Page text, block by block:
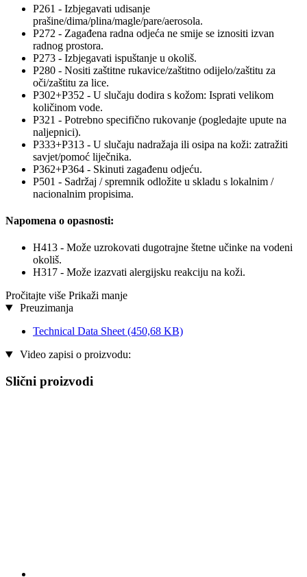
P261 - Izbjegavati udisanje
prašine/dima/plina/magle/pare/aerosola.
P272 - Zagađena radna odjeća ne smije se iznositi izvan
radnog prostora.
P273 - Izbjegavati ispuštanje u okoliš.
P280 - Nositi zaštitne rukavice/zaštitno odijelo/zaštitu za
oči/zaštitu za lice.
P302+P352 - U slučaju dodira s kožom: Isprati velikom
količinom vode.
P321 - Potrebno specifično rukovanje (pogledajte upute na
naljepnici).
P333+P313 - U slučaju nadražaja ili osipa na koži: zatražiti
savjet/pomoć liječnika.
P362+P364 - Skinuti zagađenu odjeću.
P501 - Sadržaj / spremnik odložite u skladu s lokalnim /
nacionalnim propisima.
Napomena o opasnosti:
H413 - Može uzrokovati dugotrajne štetne učinke na vodeni
okoliš.
H317 - Može izazvati alergijsku reakciju na koži.
Pročitajte više Prikaži manje
Preuzimanja
Technical Data Sheet (450,68 KB)
Video zapisi o proizvodu:
Slični proizvodi